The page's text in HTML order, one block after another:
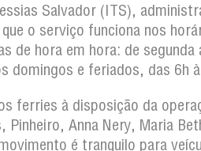
Salvador (ITS),
o serviço funciona nos
de hora em hora: de segunda
domingos e feriados, das 6h
ferries à disposição da
Pinheiro, Anna Nery, Maria
é tranquilo para